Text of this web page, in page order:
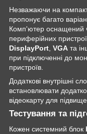
Незважаючи на
пропонує багато
Комп'ютер оснащений
периферійних
DisplayPort, VGA та
при підключенні до
пристроїв.
Додаткові внутрішні
встановлювати
відеокарту для
Тестування та
Кожен системний блок